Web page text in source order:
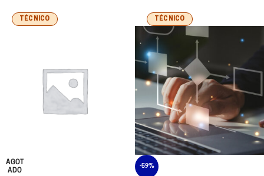
TÉCNICO
AGOT
ADO
TÉCNICO
-59%